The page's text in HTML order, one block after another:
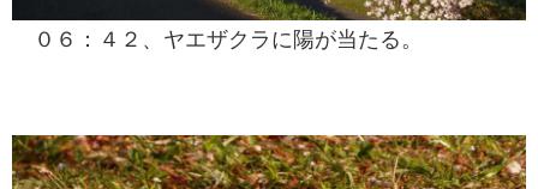
０６：４２、ヤエザクラに陽が当たる。